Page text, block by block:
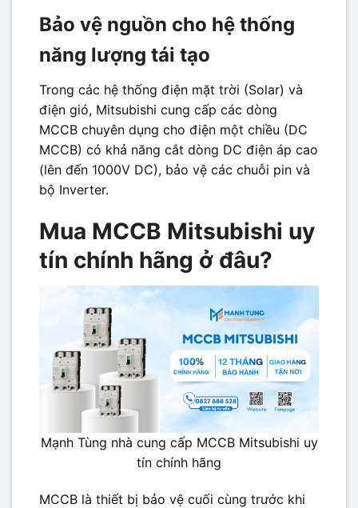
Bảo vệ nguồn cho hệ thống
năng lượng tái tạo
Trong các hệ thống điện mặt trời (Solar) và
điện gió, Mitsubishi cung cấp các dòng
MCCB chuyên dụng cho điện một chiều (DC
MCCB) có khả năng cắt dòng DC điện áp cao
(lên đến 1000V DC), bảo vệ các chuỗi pin và
bộ Inverter.
Mua MCCB Mitsubishi uy
tín chính hãng ở đâu?
Mạnh Tùng nhà cung cấp MCCB Mitsubishi uy
tín chính hãng
MCCB là thiết bị bảo vệ cuối cùng trước khi